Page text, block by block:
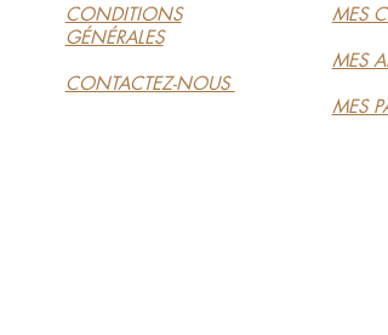
CONDITIONS
GÉNÉRALES
CONTACTEZ-NOUS
MES
MES
MES